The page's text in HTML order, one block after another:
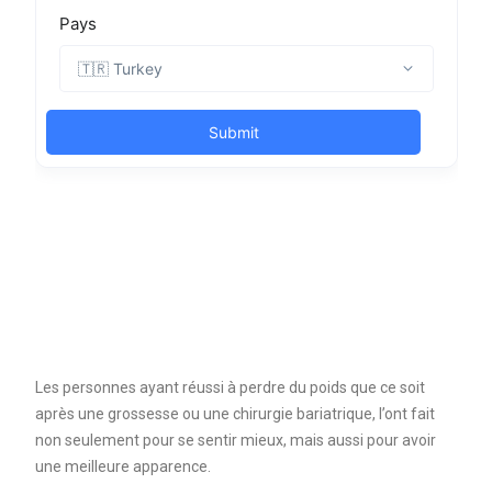
Les personnes ayant réussi à perdre du poids que ce soit
après une grossesse ou une chirurgie bariatrique, l’ont fait
non seulement pour se sentir mieux, mais aussi pour avoir
une meilleure apparence.